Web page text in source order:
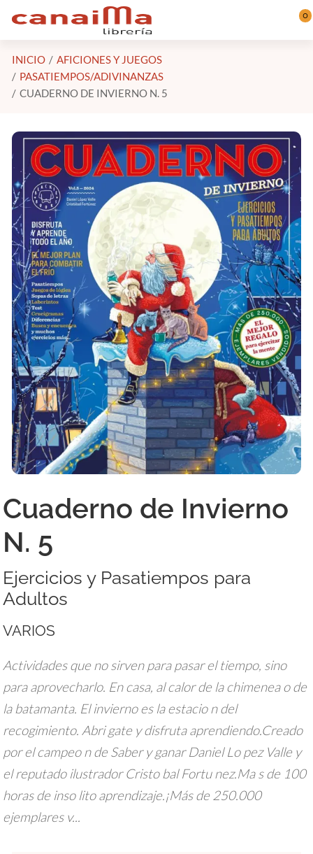
Saltar al contenido principal 0
INICIO
AFICIONES Y JUEGOS
PASATIEMPOS/ADIVINANZAS
CUADERNO DE INVIERNO N. 5
Cuaderno de Invierno
N. 5
Ejercicios y Pasatiempos para
Adultos
VARIOS
Actividades que no sirven para pasar el tiempo, sino
para aprovecharlo. En casa, al calor de la chimenea o de
la batamanta. El invierno es la estacio n del
recogimiento. Abri gate y disfruta aprendiendo.Creado
por el campeo n de Saber y ganar Daniel Lo pez Valle y
el reputado ilustrador Cristo bal Fortu nez.Ma s de 100
horas de inso lito aprendizaje.¡Más de 250.000
ejemplares v...